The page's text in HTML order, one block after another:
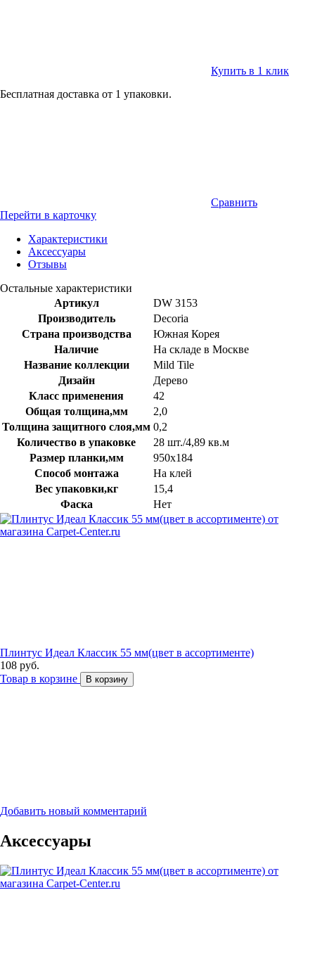
Купить в 1 клик
Бесплатная доставка от 1 упаковки.
Сравнить
Перейти в карточку
Характеристики
Аксессуары
Отзывы
Остальные характеристики
Артикул
DW 3153
Производитель
Decoria
Страна производства
Южная Корея
Наличие
На складе в Москве
Название коллекции
Mild Tile
Дизайн
Дерево
Класс применения
42
Общая толщина,мм
2,0
Толщина защитного слоя,мм 0,2
Количество в упаковке
28 шт./4,89 кв.м
Размер планки,мм
950х184
Способ монтажа
На клей
Вес упаковки,кг
15,4
Фаска
Нет
Плинтус Идеал Классик 55 мм(цвет в ассортименте)
108 руб.
Товар в корзине
В корзину
Добавить новый комментарий
Аксессуары